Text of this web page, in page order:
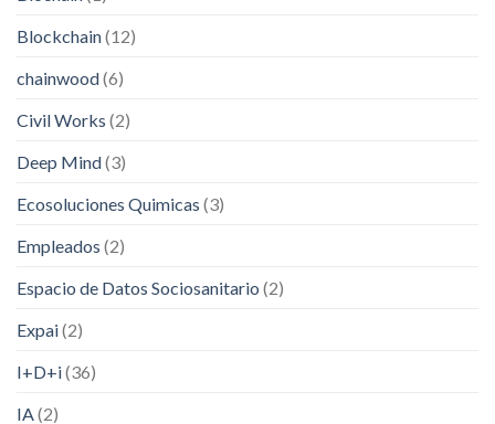
Blockchain(12)
chainwood(6)
Civil Works (2)
Deep Mind(3)
Ecosoluciones Quimicas (3)
Empleados (2)
Espacio de Datos Sociosanitario (2)
Expai(2)
I+D+i(36)
IA(2)